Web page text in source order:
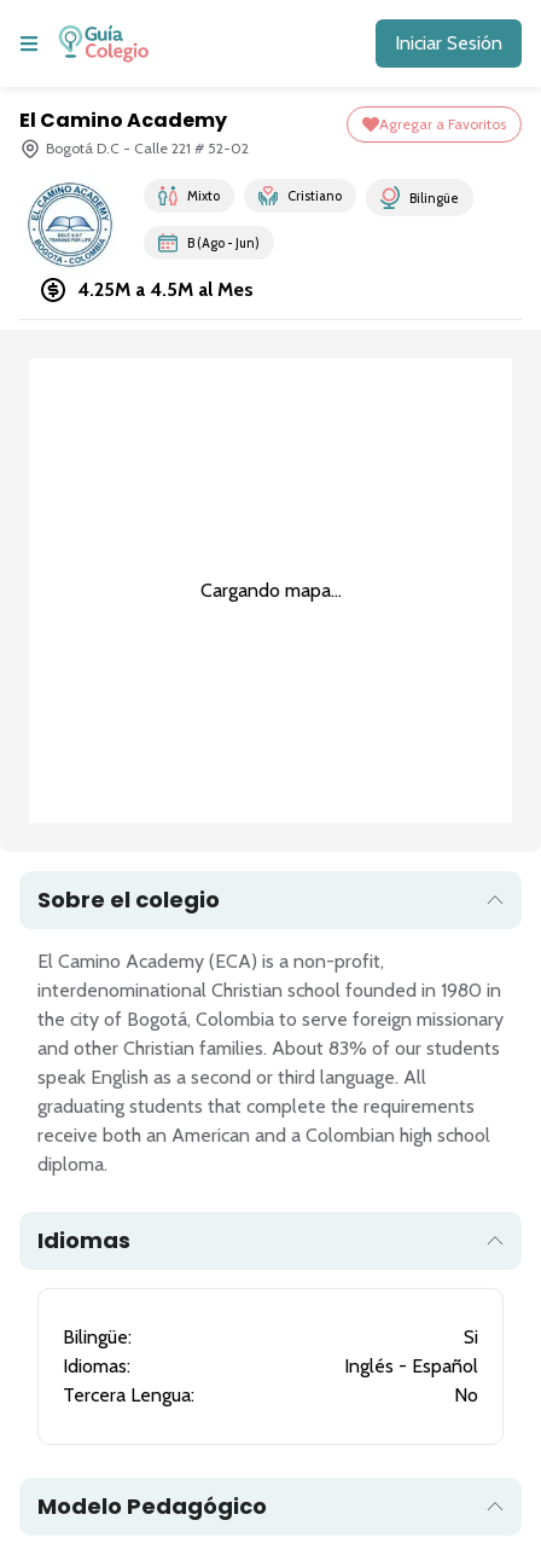
Iniciar Sesión
El Camino Academy
Bogotá D.C - Calle 221 # 52-02
Agregar a Favoritos
Mixto Cristiano Bilingüe
B (Ago - Jun)
4.25M a 4.5M al Mes
Cargando mapa...
Sobre el colegio
El Camino Academy (ECA) is a non-profit,
interdenominational Christian school founded in 1980 in
the city of Bogotá, Colombia to serve foreign missionary
and other Christian families. About 83% of our students
speak English as a second or third language. All
graduating students that complete the requirements
receive both an American and a Colombian high school
Idiomas
Bilingüe:
Si
Idiomas:
Inglés - Español
Tercera Lengua:
No
Modelo Pedagógico